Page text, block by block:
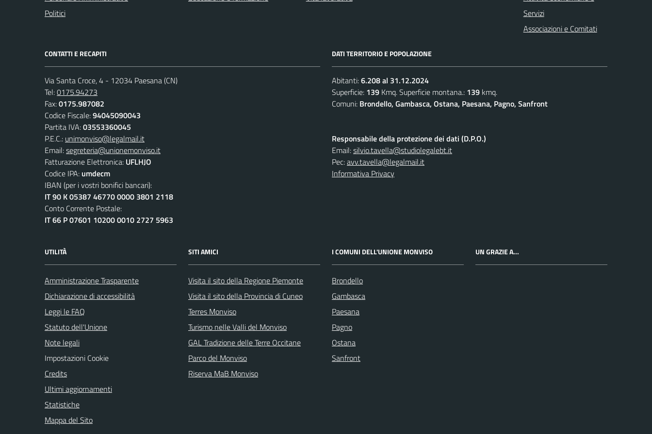
Politici
Servizi
Associazioni e Comitati
CONTATTI E RECAPITI
Via Santa Croce, 4 - 12034 Paesana (CN)
Tel:0175.94273
Fax:0175.987082
Codice Fiscale:94045090043
Partita IVA:03553360045
P.E.C.: unimonviso@legalmail.it
Email:segreteria@unionemonviso.it
Fatturazione Elettronica: UFLHJO
Codice IPA: umdecm
IBAN (per i vostri bonifici bancari):
IT 90 K 05387 46770 0000 3801 2118
Conto Corrente Postale:
IT 66 P 07601 10200 0010 2727 5963
DATI TERRITORIO E POPOLAZIONE
Abitanti:6.208 al 31.12.2024
Superficie: 139 Kmq. Superficie montana.: 139 kmq.
Comuni: Brondello, Gambasca, Ostana, Paesana, Pagno, Sanfront
Responsabile della protezione dei dati (D.P.O.)
Email:silvio.tavella@studiolegalebt.it
Pec:avv.tavella@legalmail.it
Informativa Privacy
UTILITÀ
Amministrazione Trasparente
Dichiarazione di accessibilità
Leggi le FAQ
Statuto dell'Unione
Note legali
Impostazioni Cookie
Credits
Ultimi aggiornamenti
Statistiche
Mappa del Sito
SITI AMICI
Visita il sito della Regione Piemonte
Visita il sito della Provincia di Cuneo
Terres Monviso
Turismo nelle Valli del Monviso
GAL Tradizione delle Terre Occitane
Parco del Monviso
Riserva MaB Monviso
I COMUNI DELL'UNIONE MONVISO
Brondello
Gambasca
Paesana
Pagno
Ostana
Sanfront
UN GRAZIE A...